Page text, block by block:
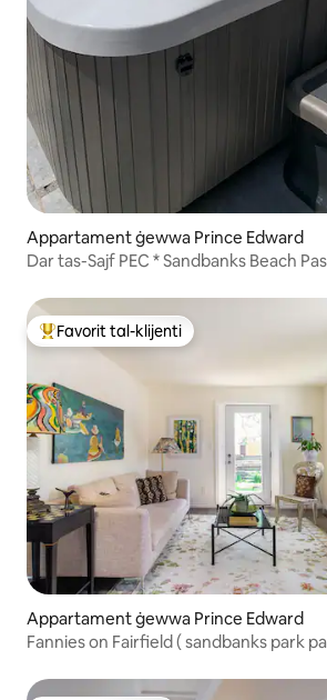
Appartament ġewwa Prince Edward
Dar tas-Sajf PEC * Sandbanks Beach
Wieħed mill-aqwa favoriti tal-klijenti
Favorit tal-klijenti
Appartament ġewwa Prince Edward
Fannies on Fairfield ( sandbanks